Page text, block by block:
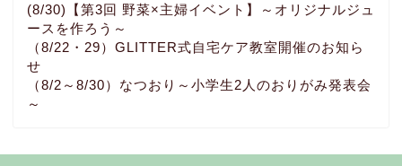
(8/30)【第3回 野菜×主婦イベント】～オリジナルジュ
ースを作ろう～
（8/22・29）GLITTER式自宅ケア教室開催のお知ら
せ
（8/2～8/30）なつおり～小学生2人のおりがみ発表会
～